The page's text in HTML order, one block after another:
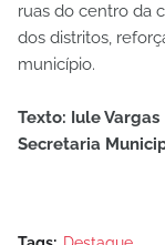
ruas do centro da
dos distritos,
município.
Texto: Iule Vargas
Secretaria